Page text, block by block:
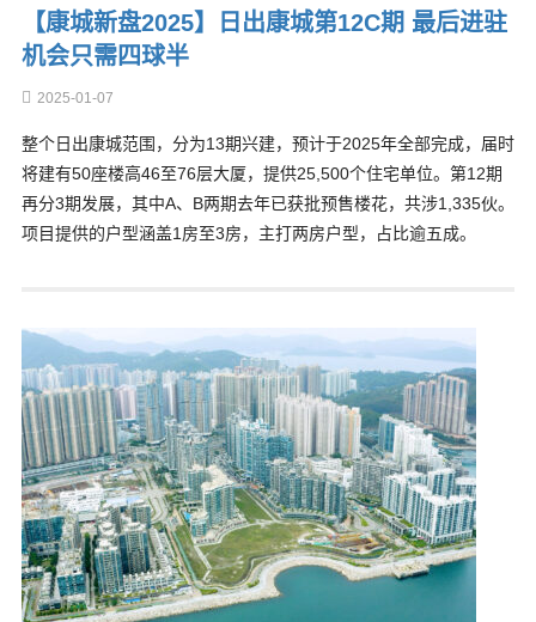
【康城新盘2025】日出康城第12C期 最后进驻
机会只需四球半
2025-01-07
整个日出康城范围，分为13期兴建，预计于2025年全部完成，届时
将建有50座楼高46至76层大厦，提供25,500个住宅单位。第12期
再分3期发展，其中A、B两期去年已获批预售楼花，共涉1,335伙。
项目提供的户型涵盖1房至3房，主打两房户型，占比逾五成。